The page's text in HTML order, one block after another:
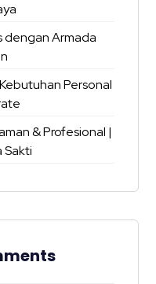
dengan Armada
Personal
& Profesional |
Sakti